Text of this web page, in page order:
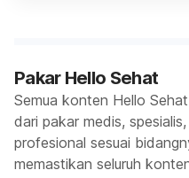
Pakar Hello Sehat
Semua konten Hello
dari pakar medis,
profesional sesuai
memastikan seluruh